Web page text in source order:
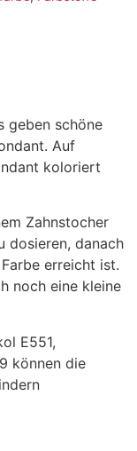
geben schöne
Auf
koloriert
Zahnstocher
dosieren, danach
erreicht ist.
noch eine kleine
E551,
können die